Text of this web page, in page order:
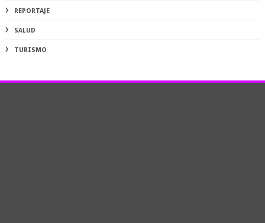
REPORTAJE
SALUD
TURISMO